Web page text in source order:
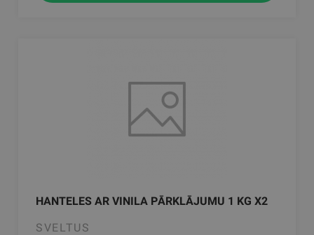
HANTELES AR VINILA PĀRKLĀJUMU 1 KG X2
SVELTUS